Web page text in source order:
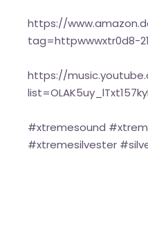
https://
tag=httpwwwxtr0d8-21
https://
#xtremesound
#xtremesilvester